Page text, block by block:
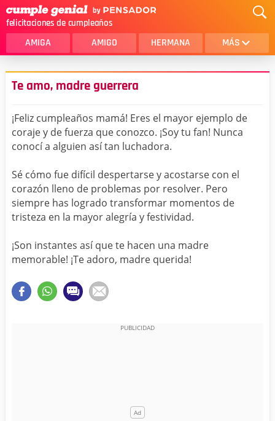
felicitaciones de cumpleaños
AMIGA AMIGO HERMANA MÁS
MAMA
AMOR
SOBRINA
HIJA
HERMANO
NOVIA
ESPOSO
PAPA
HOMBRE
TIA
CUÑADA
ALGUIEN ESPECIAL
PRIMO
Te amo, madre guerrera
¡Feliz cumpleaños mamá! Eres el mayor ejemplo de
coraje y de fuerza que conozco. ¡Soy tu fan! Nunca
conocí a alguien así tan luchadora.
Sé cómo fue difícil despertarse y acostarse con el
corazón lleno de problemas por resolver. Pero
siempre has logrado transformar momentos de
tristeza en la mayor alegría y festividad.
¡Son instantes así que te hacen una madre
memorable! ¡Te adoro, madre querida!